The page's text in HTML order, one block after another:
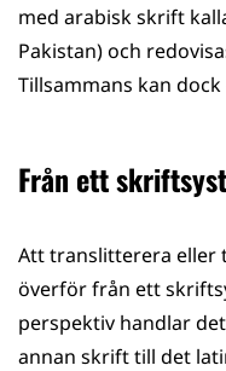
med arabisk skrift
Pakistan) och
Tillsammans kan
Från ett
Att translitterera eller
överför från ett
perspektiv handlar
annan skrift till det